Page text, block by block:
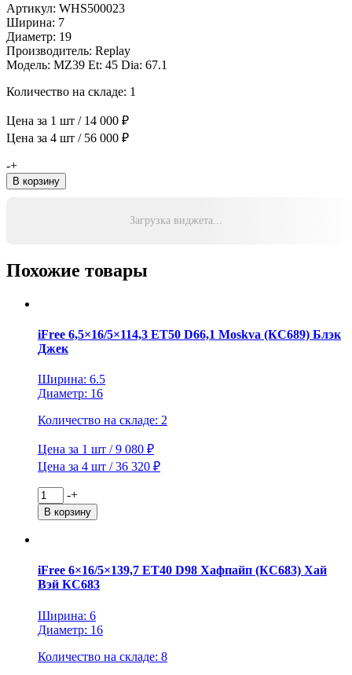
Артикул: WHS500023
Ширина: 7
Диаметр: 19
Производитель: Replay
Модель: MZ39 Et: 45 Dia: 67.1
Количество на складе: 1
Цена за 1 шт / 14 000 ₽
Цена за 4 шт / 56 000 ₽
Количество
товара
Replay
GM
(конус,
-+
В корзину
Загрузка виджета...
Похожие товары
iFree 6,5×16/5×114,3 ET50 D66,1 Moskva (КС689) Блэк
Джек
Ширина: 6.5
Диаметр: 16
Количество на складе: 2
Цена за 1 шт / 9 080 ₽
Цена за 4 шт / 36 320 ₽
Количество
товара
iFree
D66,1
Moskva
(КС689)
Джек
-+
В корзину
iFree 6×16/5×139,7 ET40 D98 Хафпайп (КС683) Хай
Вэй КС683
Ширина: 6
Диаметр: 16
Количество на складе: 8